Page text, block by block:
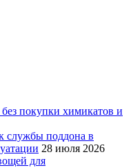
покупки химикатов и
службы поддона в
28 июля 2026
для